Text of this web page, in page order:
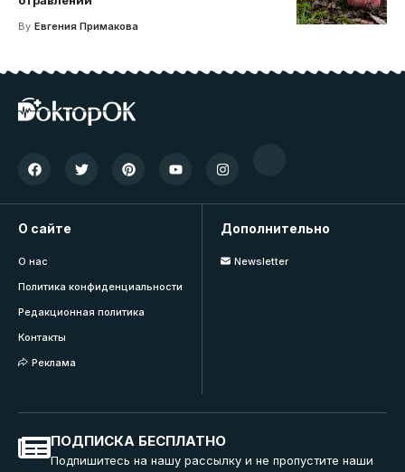
By Евгения Примакова
О сайте
О нас
Политика конфиденциальности
Редакционная политика
Контакты
Реклама
Дополнительно
Newsletter
ПОДПИСКА БЕСПЛАТНО
Подпишитесь на нашу рассылку и не пропустите наши